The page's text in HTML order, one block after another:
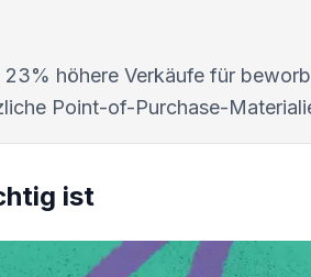
höhere Verkäufe für
Point-of-Purchase-
ist